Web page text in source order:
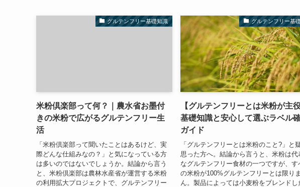
グルテンフリー基礎知識
米粉倶楽部って何？｜農水省お墨付
きの米粉で広がるグルテンフリー生
活
「米粉倶楽部って聞いたことはあるけど、実
際どんな仕組みなの？」と気になっている方
は多いのではないでしょうか。結論から言う
と、米粉倶楽部は農林水産省が運営する米粉
の利用拡大プロジェクトで、グルテンフリー
グルテンフリー基
【グルテンフリーとは米粉が主役
基礎知識と安心して選ぶラベル
ガイド
「グルテンフリーとは米粉のこと?」と
思った方へ。結論から言うと、米粉は代
なグルテンフリー食材の一つですが、す
の米粉が100%グルテンフリーとは限り
ん。製品によっては小麦粉をブレンドし